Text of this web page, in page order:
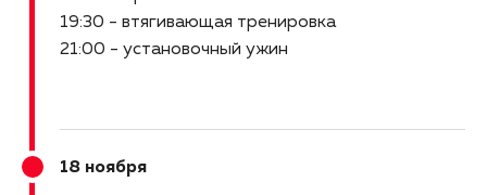
19:30 - втягивающая тренировка
21:00 - установочный ужин
18 ноября